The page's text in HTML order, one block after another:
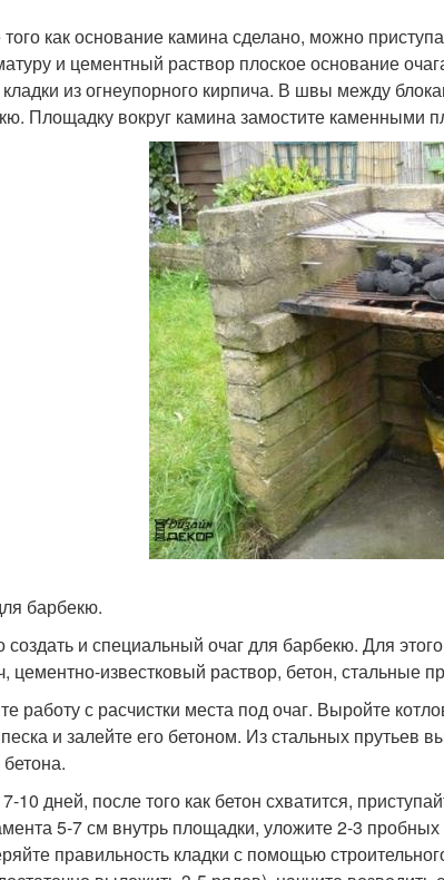
как основание камина сделано, можно
и цементный раствор плоское основание
из огнеупорного кирпича. В швы между
Площадку вокруг камина замостите каменными
барбекю.
и специальный очаг для барбекю. Для
цементно-известковый раствор, бетон, стальные
работу с расчистки места под очаг. Выройте
и залейте его бетоном. Из стальных
10 дней, после того как бетон схватится,
5-7 см внутрь площадки, уложите 2-3 пробных
правильность кладки с помощью